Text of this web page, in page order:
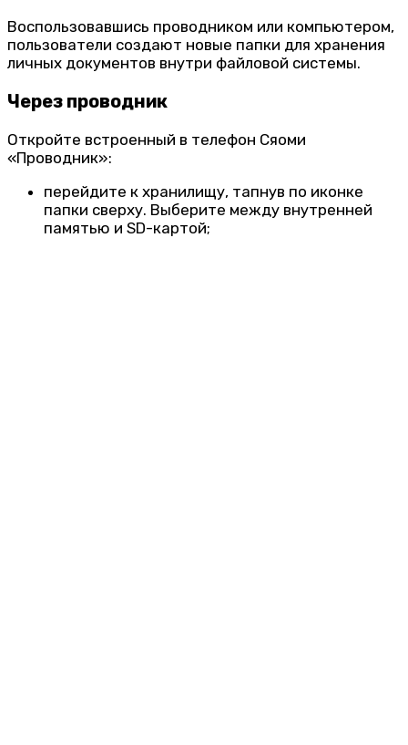
Воспользовавшись проводником или компьютером,
пользователи создают новые папки для хранения
личных документов внутри файловой системы.
Через проводник
Откройте встроенный в телефон Сяоми
«Проводник»:
перейдите к хранилищу, тапнув по иконке
папки сверху. Выберите между внутренней
памятью и SD-картой;